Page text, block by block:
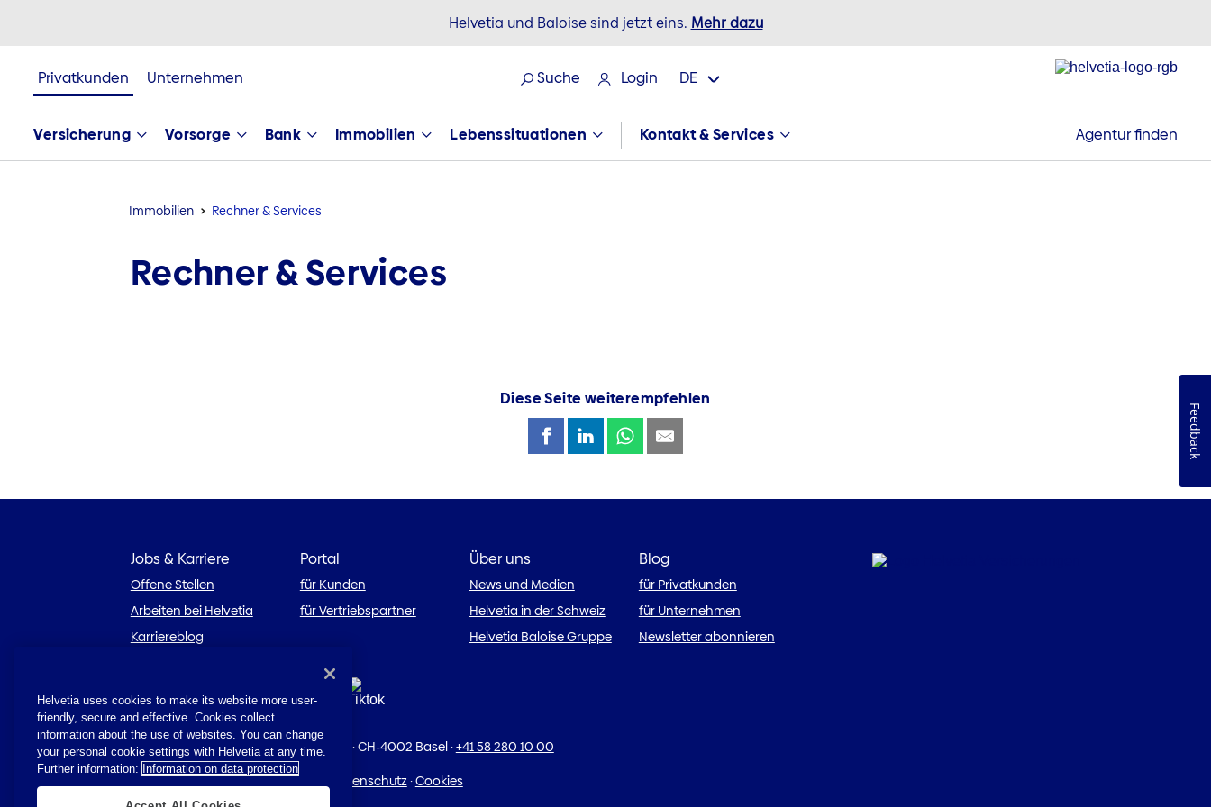
Helvetia und Baloise sind jetzt eins. Mehr dazu
Privatkunden Unternehmen Suche Login DE
Versicherung Vorsorge Bank Immobilien Lebenssituationen Kontakt & Services Agentur finden
Immobilien Rechner & Services
Rechner & Services
Diese Seite weiterempfehlen
Jobs & Karriere
Offene Stellen
Arbeiten bei Helvetia
Karriereblog
Portal
für Kunden
für Vertriebspartner
Über uns
News und Medien
Helvetia in der Schweiz
Helvetia Baloise Gruppe
Blog
für Privatkunden
für Unternehmen
Newsletter abonnieren
© 2026 Helvetia·St. Alban-Anlage 26 ·CH-4002 Basel·+41 58 280 10 00
Impressum·Rechtliche Hinweise Datenschutz·Cookies
Helvetia uses cookies to make its website more user-
friendly, secure and effective. Cookies collect
information about the use of websites. You can change
your personal cookie settings with Helvetia at any time.
Further information: Information on data protection
Feedback